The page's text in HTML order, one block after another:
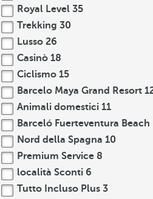
Royal Level 35
Trekking 30
Lusso 26
Casinò 18
Ciclismo 15
Barcelo Maya Grand Resort
Animali domestici 11
Barceló Fuerteventura Beach
Nord della Spagna 10
Premium Service 8
località Sconti 6
Tutto Incluso Plus 3